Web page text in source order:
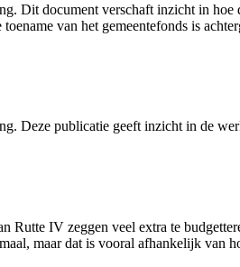
Dit document verschaft inzicht in
van het gemeentefonds is
Deze publicatie geeft inzicht in de
IV zeggen veel extra te
maar dat is vooral afhankelijk van